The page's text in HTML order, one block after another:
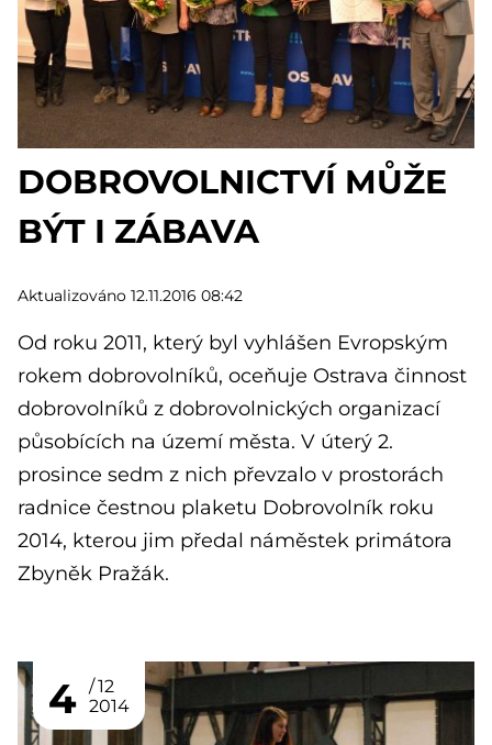
DOBROVOLNICTVÍ MŮŽE
BÝT I ZÁBAVA
Aktualizováno 12.11.2016 08:42
Od roku 2011, který byl vyhlášen Evropským
rokem dobrovolníků, oceňuje Ostrava činnost
dobrovolníků z dobrovolnických organizací
působících na území města. V úterý 2.
prosince sedm z nich převzalo v prostorách
radnice čestnou plaketu Dobrovolník roku
2014, kterou jim předal náměstek primátora
Zbyněk Pražák.
4
12
2014